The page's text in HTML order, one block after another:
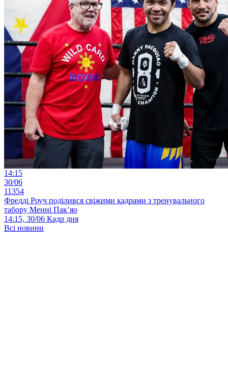
14:15
30/06
11354
Фредді Роуч поділився свіжими кадрами з тренувального
табору Менні Пак’яо
14:15, 30/06 Кадр дня
Всі новини